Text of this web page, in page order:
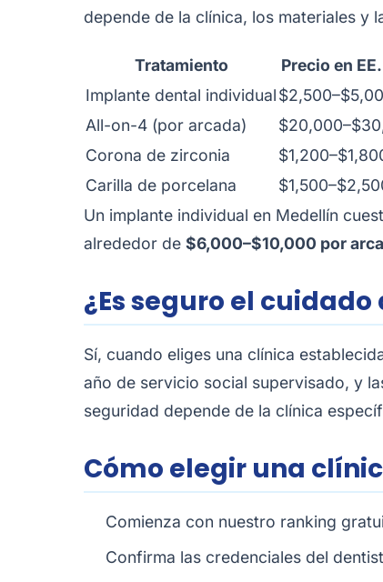
depende de la clínica, los materiales y
Tratamiento Precio en
Implante dental individual
All-on-4 (por arcada)
Corona de zirconia
Carilla de porcelana
Un implante individual en Medellín
alrededor de $6,000–$10,000 por
¿Es seguro el
Sí, cuando eliges una clínica
año de servicio social supervisado, y
seguridad depende de la clínica
Cómo elegir una
Comienza con nuestro ranking
Confirma las credenciales del